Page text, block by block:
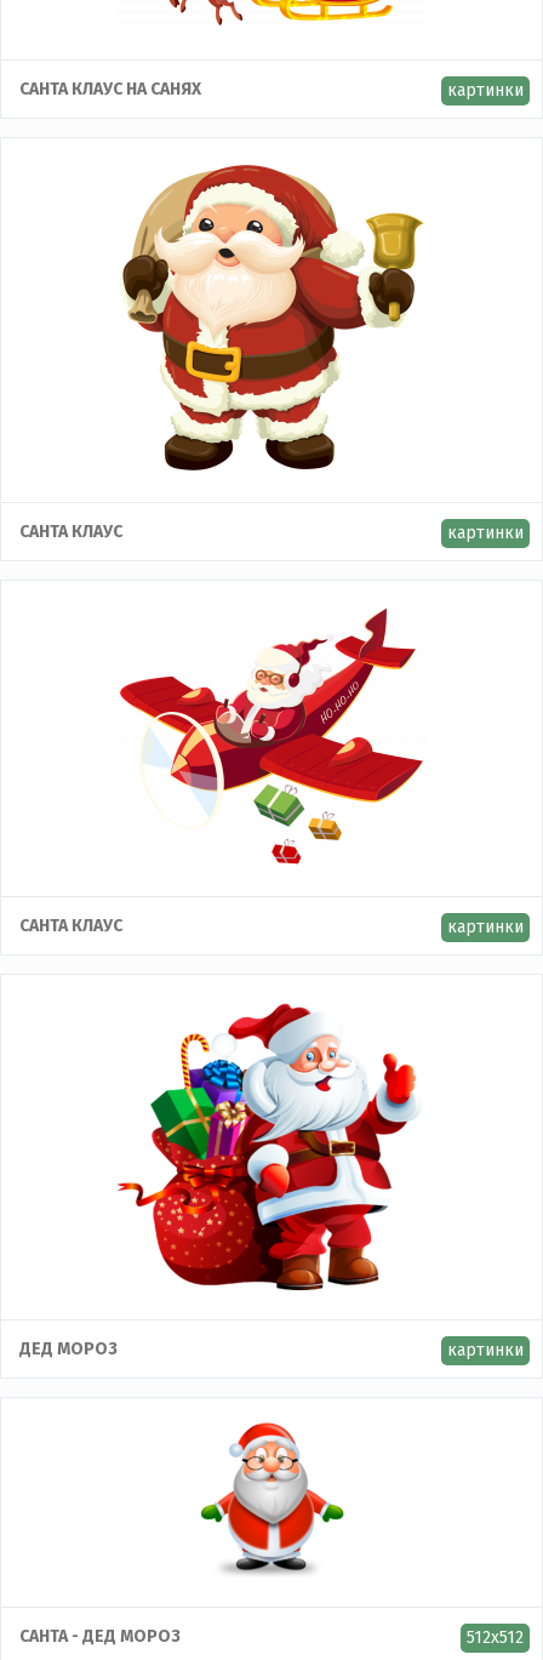
САНТА КЛАУС НА САНЯХ картинки
CАНТА КЛАУС картинки
САНТА КЛАУС картинки
ДЕД МОРОЗ картинки
САНТА - ДЕД МОРОЗ 512x512